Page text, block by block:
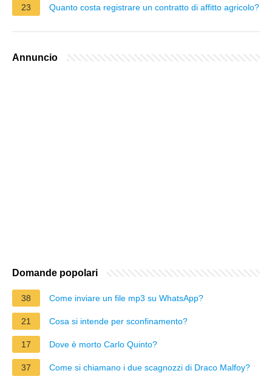
23
Quanto costa registrare un contratto di affitto agricolo?
Annuncio
Domande popolari
38 Come inviare un file mp3 su WhatsApp?
21 Cosa si intende per sconfinamento?
17 Dove è morto Carlo Quinto?
37 Come si chiamano i due scagnozzi di Draco Malfoy?